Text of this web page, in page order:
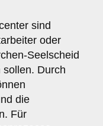
sind
oder
Seelscheid
Durch
die
Für